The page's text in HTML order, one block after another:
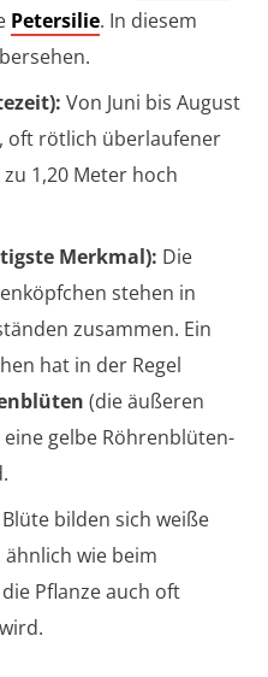
Petersilie. In diesem
Von Juni bis August
oft rötlich überlaufener
1,20 Meter hoch
Merkmal): Die
stehen in
zusammen. Ein
hat in der Regel
(die äußeren
gelbe Röhrenblüten-
bilden sich weiße
wie beim
Pflanze auch oft